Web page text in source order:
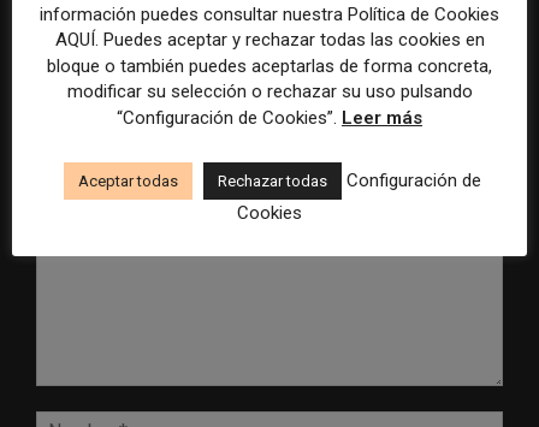
inteligencia artificial Mundial 2026
información puedes consultar nuestra Política de Cookies
AQUÍ. Puedes aceptar y rechazar todas las cookies en
bloque o también puedes aceptarlas de forma concreta,
modificar su selección o rechazar su uso pulsando
“Configuración de Cookies”. Leer más
Aceptar todas Rechazar todas
Configuración de
Cookies